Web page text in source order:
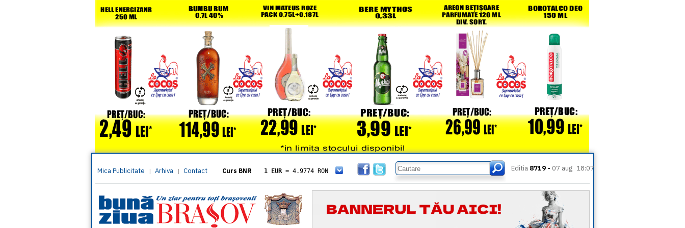
Mica Publicitate | Arhiva | Contact Curs BNR 1 EUR = 4.9774 RON
= 5.8304 RON
1 XAU= 464.4611 RON
1 AED= 1.1933 RON
1 AUD= 2.7957 RON
1 BGN= 2.5449 RON
Editia 8719 - 07 aug 18:07